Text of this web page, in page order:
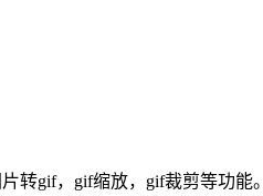
转gif，gif缩放，gif裁剪等功能